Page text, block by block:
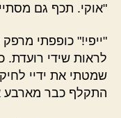
"אוקי. תכף גם
"ייפי!" כופפתי
לראות שידי
שמטתי את ידיי
התקלף כבר מארבע